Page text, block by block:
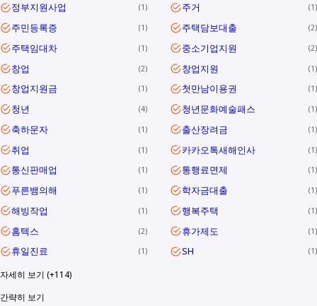
정부지원사업 1 주거 1
주민등록증 1 주택담보대출 2
주택임대차 1 중소기업지원 2
창업 2 창업지원 1
창업지원금 1 첫만남이용권 1
청년 4 청년문화예술패스 1
축하문자 1 출산장려금 1
취업 1 카카오톡새해인사 1
통신판매업 1 통행료면제 1
푸른뱀의해 1 학자금대출 1
해빙작업 1 행복주택 1
홈텍스 2 휴가제도 1
휴일진료 1 SH 1
자세히 보기 (+114)
간략히 보기